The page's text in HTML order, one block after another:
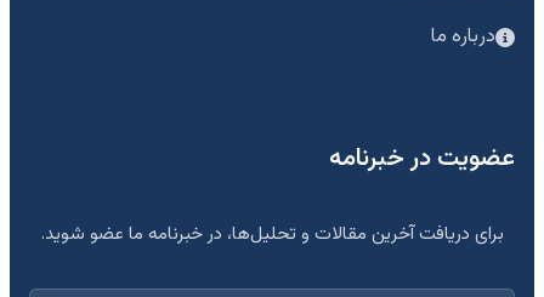
درباره ما
عضویت در خبرنامه
برای دریافت آخرین مقالات و تحلیل‌ها، در خبرنامه ما عضو شوید.